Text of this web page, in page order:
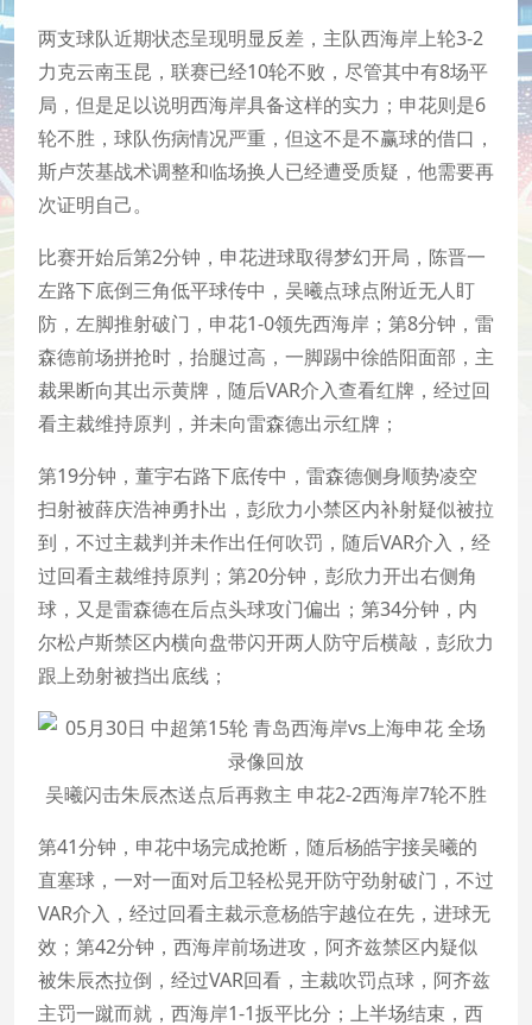
两支球队近期状态呈现明显反差，主队西海岸上轮3-2
力克云南玉昆，联赛已经10轮不败，尽管其中有8场平
局，但是足以说明西海岸具备这样的实力；申花则是6
轮不胜，球队伤病情况严重，但这不是不赢球的借口，
斯卢茨基战术调整和临场换人已经遭受质疑，他需要再
次证明自己。
比赛开始后第2分钟，申花进球取得梦幻开局，陈晋一
左路下底倒三角低平球传中，吴曦点球点附近无人盯
防，左脚推射破门，申花1-0领先西海岸；第8分钟，雷
森德前场拼抢时，抬腿过高，一脚踢中徐皓阳面部，主
裁果断向其出示黄牌，随后VAR介入查看红牌，经过回
看主裁维持原判，并未向雷森德出示红牌；
第19分钟，董宇右路下底传中，雷森德侧身顺势凌空
扫射被薛庆浩神勇扑出，彭欣力小禁区内补射疑似被拉
到，不过主裁判并未作出任何吹罚，随后VAR介入，经
过回看主裁维持原判；第20分钟，彭欣力开出右侧角
球，又是雷森德在后点头球攻门偏出；第34分钟，内
尔松卢斯禁区内横向盘带闪开两人防守后横敲，彭欣力
跟上劲射被挡出底线；
吴曦闪击朱辰杰送点后再救主 申花2-2西海岸7轮不胜
第41分钟，申花中场完成抢断，随后杨皓宇接吴曦的
直塞球，一对一面对后卫轻松晃开防守劲射破门，不过
VAR介入，经过回看主裁示意杨皓宇越位在先，进球无
效；第42分钟，西海岸前场进攻，阿齐兹禁区内疑似
被朱辰杰拉倒，经过VAR回看，主裁吹罚点球，阿齐兹
主罚一蹴而就，西海岸1-1扳平比分；上半场结束，西